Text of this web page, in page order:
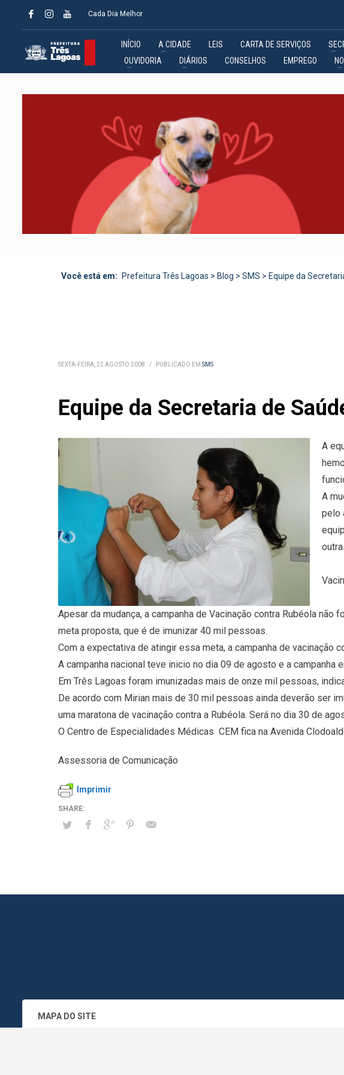
Cada Dia Melhor
INÍCIO A CIDADE LEIS CARTA DE SERVIÇOS
OUVIDORIA
DIÁRIOS CONSELHOS EMPREGO
Você está em: Prefeitura Três Lagoas > Blog > SMS > Equipe da
SEXTA-FEIRA, 22 AGOSTO 2008 / PUBLICADO EM SMS
Equipe da Secretaria de
A
A
pelo
Apesar da mudança, a campanha de Vacinação contra Rubéola
meta proposta, que é de imunizar 40 mil pessoas.
Com a expectativa de atingir essa meta, a campanha de vacinação
A campanha nacional teve inicio no dia 09 de agosto e a
Em Três Lagoas foram imunizadas mais de onze mil pessoas,
De acordo com Mirian mais de 30 mil pessoas ainda deverão ser
uma maratona de vacinação contra a Rubéola. Será no dia 30 de
O Centro de Especialidades Médicas  CEM fica na Avenida
Assessoria de Comunicação
Imprimir
MAPA DO SITE